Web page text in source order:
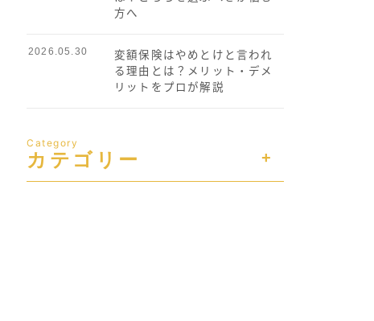
方へ
変額保険はやめとけと言われ
る理由とは？メリット・デメ
リットをプロが解説
2026.05.30
Category
カテゴリー